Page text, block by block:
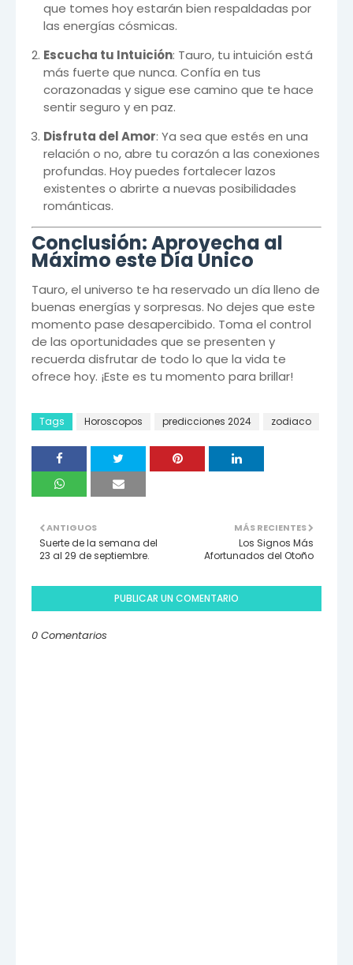
que tomes hoy estarán bien respaldadas por
las energías cósmicas.
Escucha tu Intuición: Tauro, tu intuición está
más fuerte que nunca. Confía en tus
corazonadas y sigue ese camino que te hace
sentir seguro y en paz.
Disfruta del Amor: Ya sea que estés en una
relación o no, abre tu corazón a las conexiones
profundas. Hoy puedes fortalecer lazos
existentes o abrirte a nuevas posibilidades
románticas.
Conclusión: Aprovecha al
Máximo este Día Único
Tauro, el universo te ha reservado un día lleno de
buenas energías y sorpresas. No dejes que este
momento pase desapercibido. Toma el control
de las oportunidades que se presenten y
recuerda disfrutar de todo lo que la vida te
ofrece hoy. ¡Este es tu momento para brillar!
Tags Horoscopos predicciones 2024 zodiaco
MÁS RECIENTES
Los Signos Más
Afortunados del Otoño
ANTIGUOS
Suerte de la semana del
23 al 29 de septiembre.
PUBLICAR UN COMENTARIO
0 Comentarios